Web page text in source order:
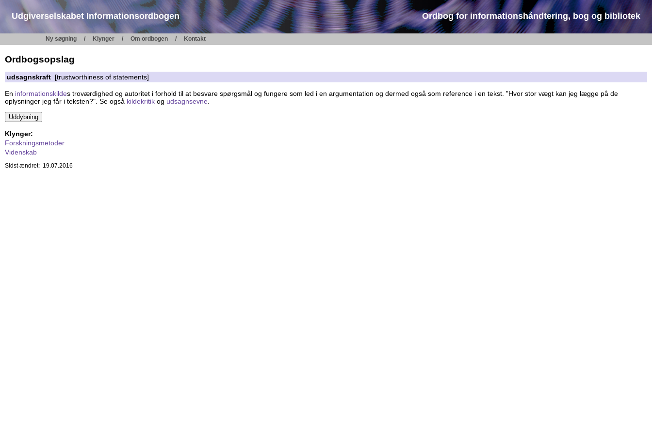
Udgiverselskabet Informationsordbogen Ordbog for informationshåndtering, bog og bibliotek
Ny søgning Klynger Om ordbogen Kontakt
Ordbogsopslag
udsagnskraft [trustworthiness of statements]
En informationskildes troværdighed og autoritet i forhold til at besvare spørgsmål og fungere som led i en argumentation og dermed også som reference i en tekst. "Hvor stor vægt kan jeg lægge på de
oplysninger jeg får i teksten?". Se også kildekritik og udsagnsevne
Klynger:
Forskningsmetoder
Videnskab
Sidst ændret: 19.07.2016